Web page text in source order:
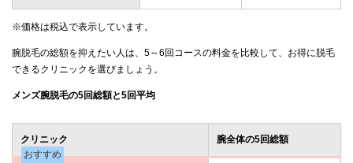
※価格は税込で表示しています。
腕脱毛の総額を抑えたい人は、5～6回コースの料金を比較して、お得に脱毛
できるクリニックを選びましょう。
メンズ腕脱毛の5回総額と5回平均
クリニック
腕全体の5回総額
おすすめ